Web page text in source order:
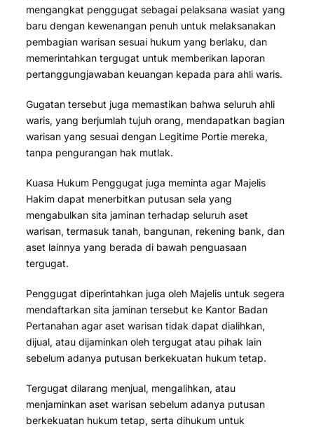
mengangkat penggugat sebagai pelaksana wasiat yang
baru dengan kewenangan penuh untuk melaksanakan
pembagian warisan sesuai hukum yang berlaku, dan
memerintahkan tergugat untuk memberikan laporan
pertanggungjawaban keuangan kepada para ahli waris.
Gugatan tersebut juga memastikan bahwa seluruh ahli
waris, yang berjumlah tujuh orang, mendapatkan bagian
warisan yang sesuai dengan Legitime Portie mereka,
tanpa pengurangan hak mutlak.
Kuasa Hukum Penggugat juga meminta agar Majelis
Hakim dapat menerbitkan putusan sela yang
mengabulkan sita jaminan terhadap seluruh aset
warisan, termasuk tanah, bangunan, rekening bank, dan
aset lainnya yang berada di bawah penguasaan
tergugat.
Penggugat diperintahkan juga oleh Majelis untuk segera
mendaftarkan sita jaminan tersebut ke Kantor Badan
Pertanahan agar aset warisan tidak dapat dialihkan,
dijual, atau dijaminkan oleh tergugat atau pihak lain
sebelum adanya putusan berkekuatan hukum tetap.
Tergugat dilarang menjual, mengalihkan, atau
menjaminkan aset warisan sebelum adanya putusan
berkekuatan hukum tetap, serta dihukum untuk